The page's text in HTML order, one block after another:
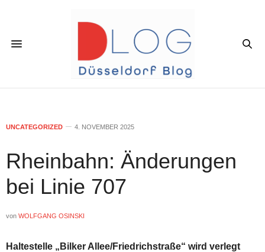
UNCATEGORIZED 4. NOVEMBER 2025
Rheinbahn: Änderungen
bei Linie 707
von WOLFGANG OSINSKI
Haltestelle „Bilker Allee/Friedrichstraße“ wird verlegt